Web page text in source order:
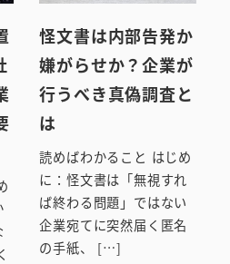
怪文書は内部告発か
嫌がらせか？企業が
行うべき真偽調査と
は
読めばわかること はじめ
に：怪文書は「無視すれ
ば終わる問題」ではない
企業宛てに突然届く匿名
の手紙、 […]